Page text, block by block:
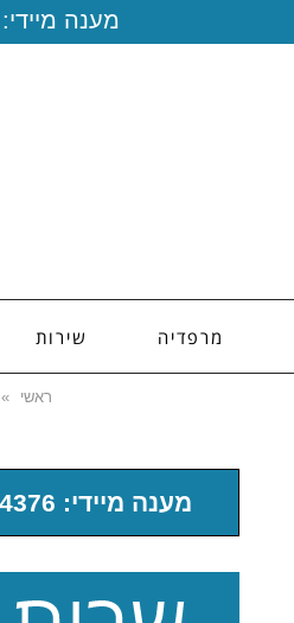
מענה מיידי:
מרפדיה שירות
ראשי »
מענה מיידי: 072-326-4376